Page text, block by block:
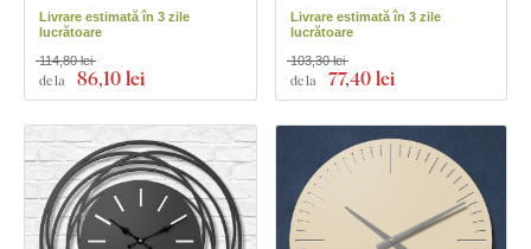
Livrare estimată în 3 zile
lucrătoare
de la 86,10 lei
114,80 lei
Livrare estimată în 3 zile
lucrătoare
de la 77,40 lei
103,30 lei